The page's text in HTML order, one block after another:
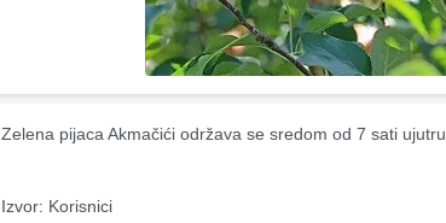
Zelena pijaca Akmačići održava se sredom od 7 sati ujutru.
Izvor: Korisnici